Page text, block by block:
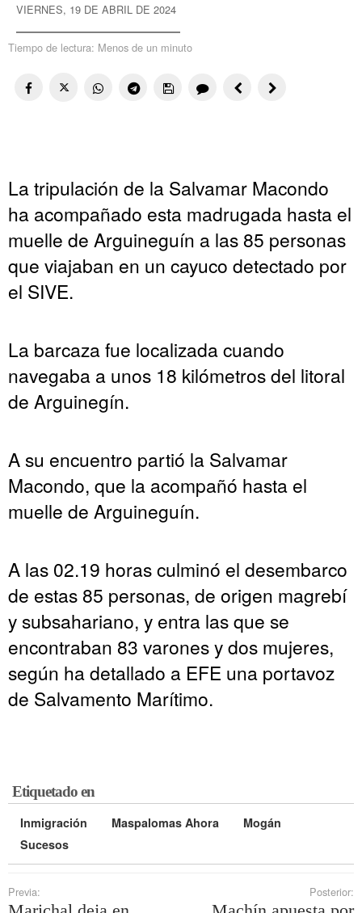
VIERNES, 19 DE ABRIL DE 2024
Tiempo de lectura: Menos de un minuto
La tripulación de la Salvamar Macondo
ha acompañado esta madrugada hasta el
muelle de Arguineguín a las 85 personas
que viajaban en un cayuco detectado por
el SIVE.
La barcaza fue localizada cuando
navegaba a unos 18 kilómetros del litoral
de Arguinegín.
A su encuentro partió la Salvamar
Macondo, que la acompañó hasta el
muelle de Arguineguín.
A las 02.19 horas culminó el desembarco
de estas 85 personas, de origen magrebí
y subsahariano, y entra las que se
encontraban 83 varones y dos mujeres,
según ha detallado a EFE una portavoz
de Salvamento Marítimo.
Etiquetado en
Inmigración Maspalomas Ahora
Mogán
Sucesos
Previa: Posterior: